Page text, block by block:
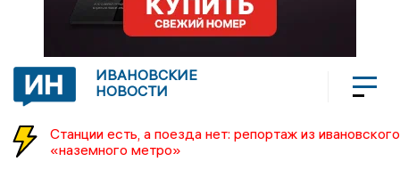
ИВАНОВСКИЕ
НОВОСТИ
Станции есть, а поезда нет: репортаж из ивановского
«наземного метро»